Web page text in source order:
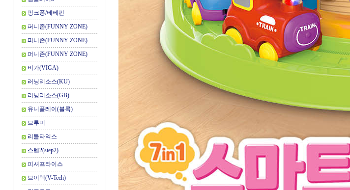
핑크퐁/베베핀
퍼니존(FUNNY ZONE)
퍼니존(FUNNY ZONE)
퍼니존(FUNNY ZONE)
비가(VIGA)
러닝리소스(KU)
러닝리소스(GB)
유니플레이(블록)
브루미
리틀타익스
스텝2(step2)
피셔프라이스
브이텍(V-Tech)